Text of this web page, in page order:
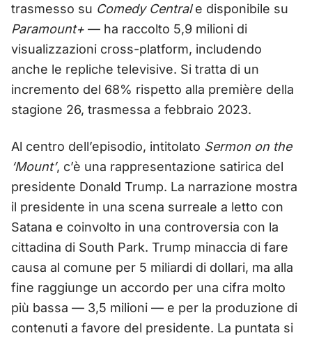
trasmesso su Comedy Centrale disponibile su
Paramount+ — ha raccolto 5,9 milioni di
visualizzazioni cross-platform, includendo
anche le repliche televisive. Si tratta di un
incremento del 68% rispetto alla première della
stagione 26, trasmessa a febbraio 2023.
Al centro dell’episodio, intitolato Sermon on the
‘Mount’, c’è una rappresentazione satirica del
presidente Donald Trump. La narrazione mostra
il presidente in una scena surreale a letto con
Satana e coinvolto in una controversia con la
cittadina di South Park. Trump minaccia di fare
causa al comune per 5 miliardi di dollari, ma alla
fine raggiunge un accordo per una cifra molto
più bassa — 3,5 milioni — e per la produzione di
contenuti a favore del presidente. La puntata si